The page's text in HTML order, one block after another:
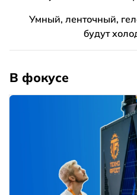
Умный, ленточный,
будут
В фокусе